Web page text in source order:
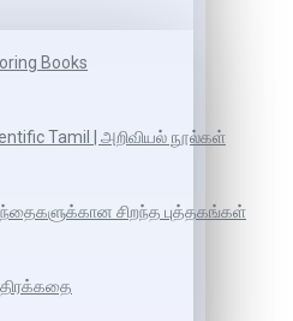
Books
Tamil | அறிவியல் நூல்கள்
சிறந்த புத்தகங்கள்